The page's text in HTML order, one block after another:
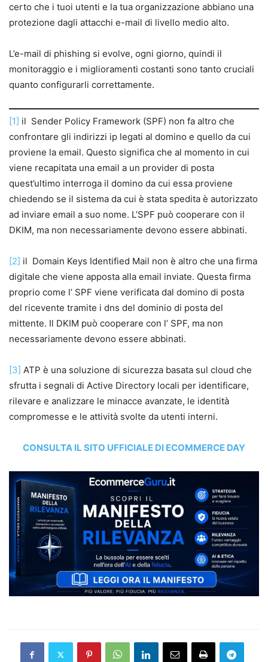
certo che i tuoi utenti e la tua organizzazione abbiano una
protezione dagli attacchi e-mail di livello medio alto.
L’e-mail di phishing si evolve, ogni giorno, quindi il
monitoraggio e i miglioramenti costanti sono tanto cruciali
quanto configurarli correttamente.
[1] il Sender Policy Framework (SPF) non fa altro che
confrontare gli indirizzi ip legati al domino e quello da cui
proviene la email. Questo significa che al momento in cui
viene recapitata una email a un provider di posta
quest’ultimo interroga il domino da cui essa proviene
chiedendo se il sistema da cui è stata spedita è autorizzato
ad inviare email a suo nome. L’SPF può cooperare con il
DKIM, ma non necessariamente devono essere abbinati.
[2] il Domain Keys Identified Mail non è altro che una firma
digitale che viene apposta alla email inviate. Questa firma
proprio come l’ SPF viene verificata dal domino di posta
del ricevente tramite i dns del dominio di posta del
mittente. Il DKIM può cooperare con l’ SPF, ma non
necessariamente devono essere abbinati.
[3] ATP è una soluzione di sicurezza basata sul cloud che
sfrutta i segnali di Active Directory locali per identificare,
rilevare e analizzare le minacce avanzate, le identità
compromesse e le attività svolte da utenti interni.
CONSULTA IL SITO UFFICIALE DI ECOMMERCE DAY